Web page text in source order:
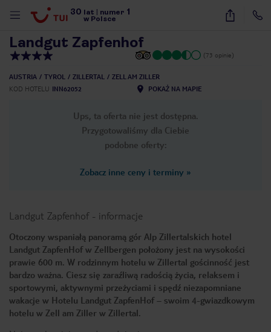
30 lat numer 1
w Polsce
12
Landgut Zapfenhof
(73 opinie)
AUSTRIA TYROL ZILLERTAL
ZELL AM ZILLER
KOD HOTELU INN62052 POKAŻ NA MAPIE
Ups, ta oferta nie jest dostępna.
Przygotowaliśmy dla Ciebie
podobne oferty:
Zobacz inne ceny i terminy »
Landgut Zapfenhof- informacje
Otoczony wspaniałą panoramą gór Alp Zillertalskich hotel
Landgut ZapfenHof w Zellbergen położony jest na wysokości
prawie 600 m. W rodzinnym hotelu w Zillertal gościnność jest
bardzo ważna. Ciesz się zaraźliwą radością życia, relaksem i
sportowymi, aktywnymi przeżyciami i spędź niezapomniane
wakacje w Hotelu Landgut ZapfenHof – swoim 4-gwiazdkowym
hotelu w Zell am Ziller w Zillertal.